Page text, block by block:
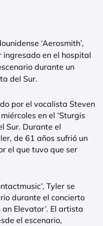
‘Aerosmith’,
ingresado en el hospital
durante un
del Sur.
por el vocalista Steven
en el ‘Sturgis
Sur. Durante el
de 61 años sufrió un
el que tuvo que ser
Tyler se
durante el concierto
Elevator’. El artista
el escenario,